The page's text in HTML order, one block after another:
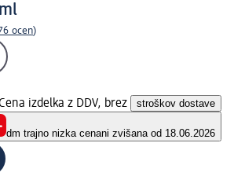
ocen)
izdelka z DDV, brez stroškov dostave
dm trajno nizka cenani zvišana od 18.06.2026